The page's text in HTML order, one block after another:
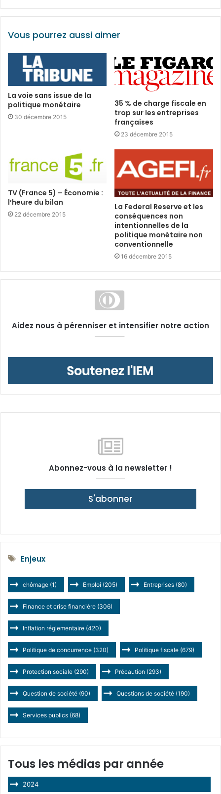
Vous pourrez aussi aimer
La voie sans issue de la
politique monétaire
30 décembre 2015
35 % de charge fiscale en
trop sur les entreprises
françaises
23 décembre 2015
TV (France 5) – Économie :
l’heure du bilan
22 décembre 2015
La Federal Reserve et les
conséquences non
intentionnelles de la
politique monétaire non
conventionnelle
16 décembre 2015
Aidez nous à pérenniser et intensifier notre action
Abonnez-vous à la newsletter !
S'abonner
Enjeux
chômage (1) Emploi (205) Entreprises (80)
Finance et crise financière (306)
Inflation réglementaire (420)
Politique de concurrence (320) Politique fiscale (679)
Protection sociale (290) Précaution (293)
Question de société (90) Questions de société (190)
Services publics (68)
Tous les médias par année
2024